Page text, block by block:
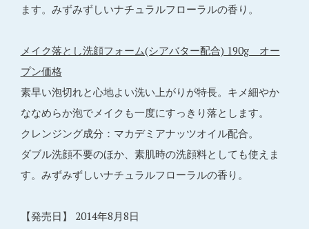
ます。みずみずしいナチュラルフローラルの香り。
メイク落とし洗顔フォーム(シアバター配合) 190g オー
プン価格
素早い泡切れと心地よい洗い上がりが特長。キメ細やか
ななめらか泡でメイクも一度にすっきり落とします。
クレンジング成分：マカデミアナッツオイル配合。
ダブル洗顔不要のほか、素肌時の洗顔料としても使えま
す。みずみずしいナチュラルフローラルの香り。
【発売日】 2014年8月8日